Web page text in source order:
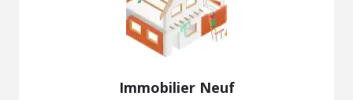
Immobilier Neuf